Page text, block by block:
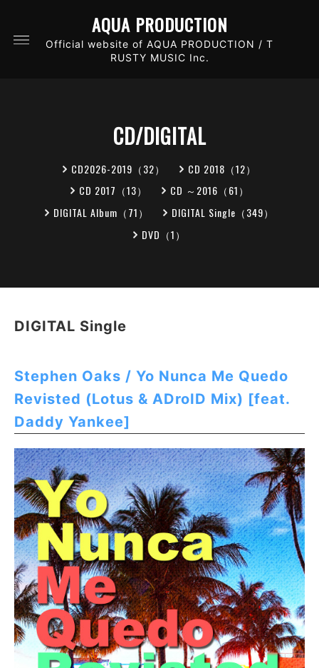
AQUA PRODUCTION
Official website of AQUA PRODUCTION / T
RUSTY MUSIC Inc.
CD/DIGITAL
CD2026-2019（32）
CD 2018（12）
CD 2017（13）
CD ～2016（61）
DIGITAL Album（71）
DIGITAL Single（349）
DVD（1）
DIGITAL Single
Stephen Oaks / Yo Nunca Me Quedo
Revisted (Lotus & ADroID Mix) [feat.
Daddy Yankee]